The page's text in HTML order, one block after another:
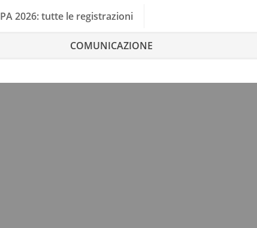
2026: tutte le registrazioni
COMUNICAZIONE